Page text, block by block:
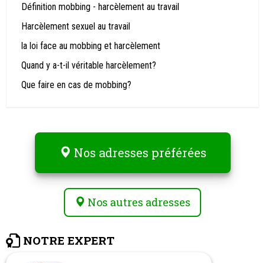
Définition mobbing - harcèlement au travail
Harcèlement sexuel au travail
la loi face au mobbing et harcèlement
Quand y a-t-il véritable harcèlement?
Que faire en cas de mobbing?
Nos adresses préférées
Nos autres adresses
NOTRE EXPERT